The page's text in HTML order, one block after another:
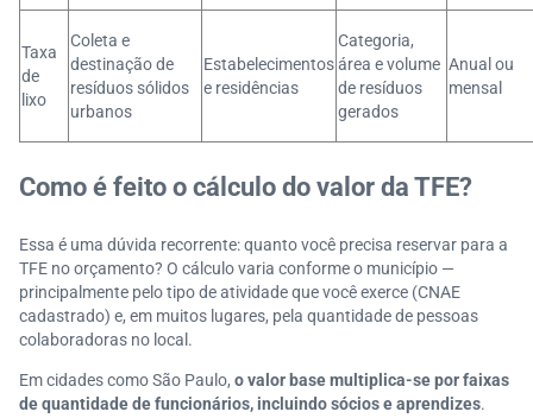
Taxa
de
lixo
Coleta e
destinação de
resíduos sólidos
urbanos
Estabelecimentos
e residências
Categoria,
área e volume
de resíduos
gerados
Anual ou
mensal
Como é feito o cálculo do valor da TFE?
Essa é uma dúvida recorrente: quanto você precisa reservar para a
TFE no orçamento? O cálculo varia conforme o município —
principalmente pelo tipo de atividade que você exerce (CNAE
cadastrado) e, em muitos lugares, pela quantidade de pessoas
colaboradoras no local.
Em cidades como São Paulo, o valor base multiplica-se por faixas
de quantidade de funcionários, incluindo sócios e aprendizes.